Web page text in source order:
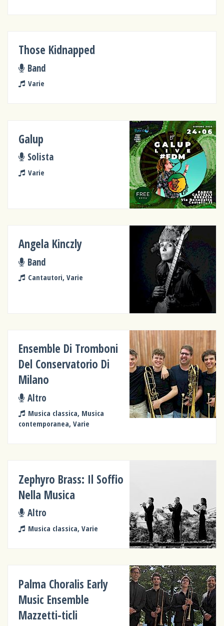
Those Kidnapped
Band
Varie
Galup
Solista
Varie
Angela Kinczly
Band
Cantautori, Varie
Ensemble Di Tromboni
Del Conservatorio Di
Milano
Altro
Musica classica, Musica
contemporanea, Varie
Zephyro Brass: Il Soffio
Nella Musica
Altro
Musica classica, Varie
Palma Choralis Early
Music Ensemble
Mazzetti-ticli